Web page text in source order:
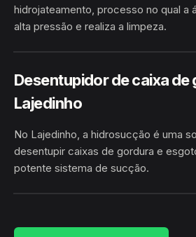
hidrojateamento, processo no qual a
alta pressão e realiza a limpeza.
HIDROJATEAMENTO
Desentupidor de caixa de
Lajedinho
No Lajedinho, a hidrosucção é uma
desentupir caixas de gordura e
potente sistema de sucção.
HIDROSUCÇÃO